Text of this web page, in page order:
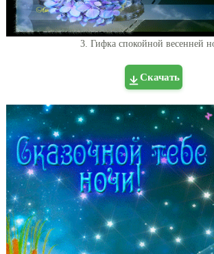
3. Гифка спокойной весенней
Скачать